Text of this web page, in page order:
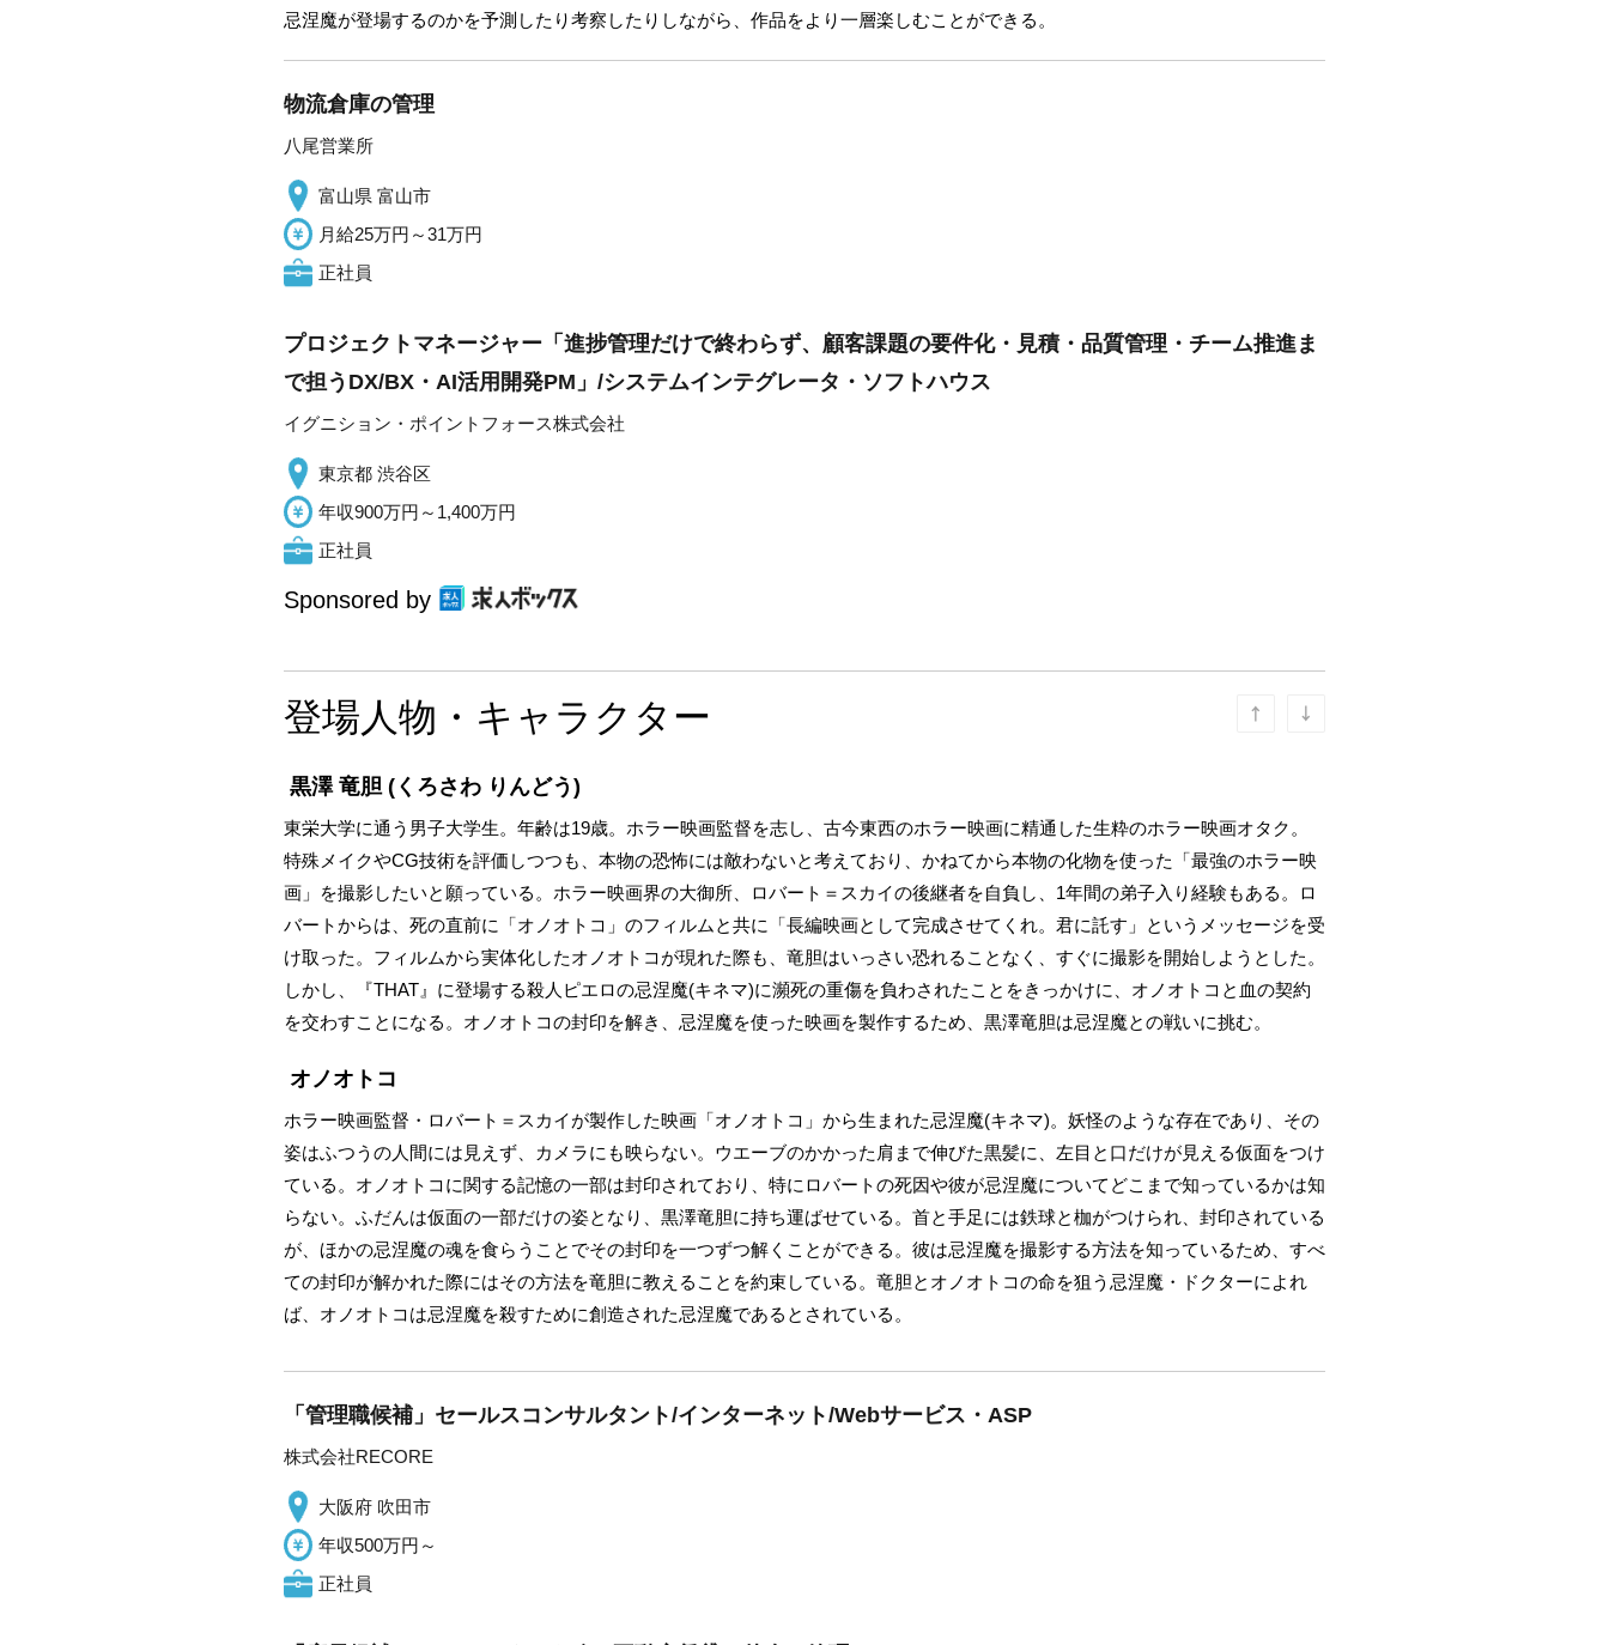
忌涅魔が登場するのかを予測したり考察したりしながら、作品をより一層楽しむことができる。
物流倉庫の管理
八尾営業所
富山県 富山市
月給25万円～31万円
正社員
プロジェクトマネージャー「進捗管理だけで終わらず、顧客課題の要件化・見積・品質管理・チーム推進ま
で担うDX/BX・AI活用開発PM」/システムインテグレータ・ソフトハウス
イグニション・ポイントフォース株式会社
東京都 渋谷区
年収900万円～1,400万円
正社員
Sponsored by
登場人物・キャラクター
黒澤 竜胆 (くろさわ りんどう)
東栄大学に通う男子大学生。年齢は19歳。ホラー映画監督を志し、古今東西のホラー映画に精通した生粋のホラー映画オタク。
特殊メイクやCG技術を評価しつつも、本物の恐怖には敵わないと考えており、かねてから本物の化物を使った「最強のホラー映
画」を撮影したいと願っている。ホラー映画界の大御所、ロバート＝スカイの後継者を自負し、1年間の弟子入り経験もある。ロ
バートからは、死の直前に「オノオトコ」のフィルムと共に「長編映画として完成させてくれ。君に託す」というメッセージを受
け取った。フィルムから実体化したオノオトコが現れた際も、竜胆はいっさい恐れることなく、すぐに撮影を開始しようとした。
しかし、『THAT』に登場する殺人ピエロの忌涅魔(キネマ)に瀕死の重傷を負わされたことをきっかけに、オノオトコと血の契約
を交わすことになる。オノオトコの封印を解き、忌涅魔を使った映画を製作するため、黒澤竜胆は忌涅魔との戦いに挑む。
オノオトコ
ホラー映画監督・ロバート＝スカイが製作した映画「オノオトコ」から生まれた忌涅魔(キネマ)。妖怪のような存在であり、その
姿はふつうの人間には見えず、カメラにも映らない。ウエーブのかかった肩まで伸びた黒髪に、左目と口だけが見える仮面をつけ
ている。オノオトコに関する記憶の一部は封印されており、特にロバートの死因や彼が忌涅魔についてどこまで知っているかは知
らない。ふだんは仮面の一部だけの姿となり、黒澤竜胆に持ち運ばせている。首と手足には鉄球と枷がつけられ、封印されている
が、ほかの忌涅魔の魂を食らうことでその封印を一つずつ解くことができる。彼は忌涅魔を撮影する方法を知っているため、すべ
ての封印が解かれた際にはその方法を竜胆に教えることを約束している。竜胆とオノオトコの命を狙う忌涅魔・ドクターによれ
ば、オノオトコは忌涅魔を殺すために創造された忌涅魔であるとされている。
「管理職候補」セールスコンサルタント/インターネット/Webサービス・ASP
株式会社RECORE
大阪府 吹田市
年収500万円～
正社員